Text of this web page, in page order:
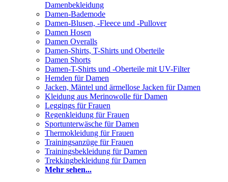
Damenbekleidung
Damen-Bademode
Damen-Blusen, -Fleece und -Pullover
Damen Hosen
Damen Overalls
Damen-Shirts, T-Shirts und Oberteile
Damen Shorts
Damen-T-Shirts und -Oberteile mit UV-Filter
Hemden für Damen
Jacken, Mäntel und ärmellose Jacken für Damen
Kleidung aus Merinowolle für Damen
Leggings für Frauen
Regenkleidung für Frauen
Sportunterwäsche für Damen
Thermokleidung für Frauen
Trainingsanzüge für Frauen
Trainingsbekleidung für Damen
Trekkingbekleidung für Damen
Mehr sehen...